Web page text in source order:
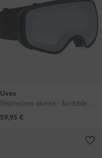
Uvex
Slidinėjimo akiniai · Scribble FM 5505822130 · Pilka
59,95 €